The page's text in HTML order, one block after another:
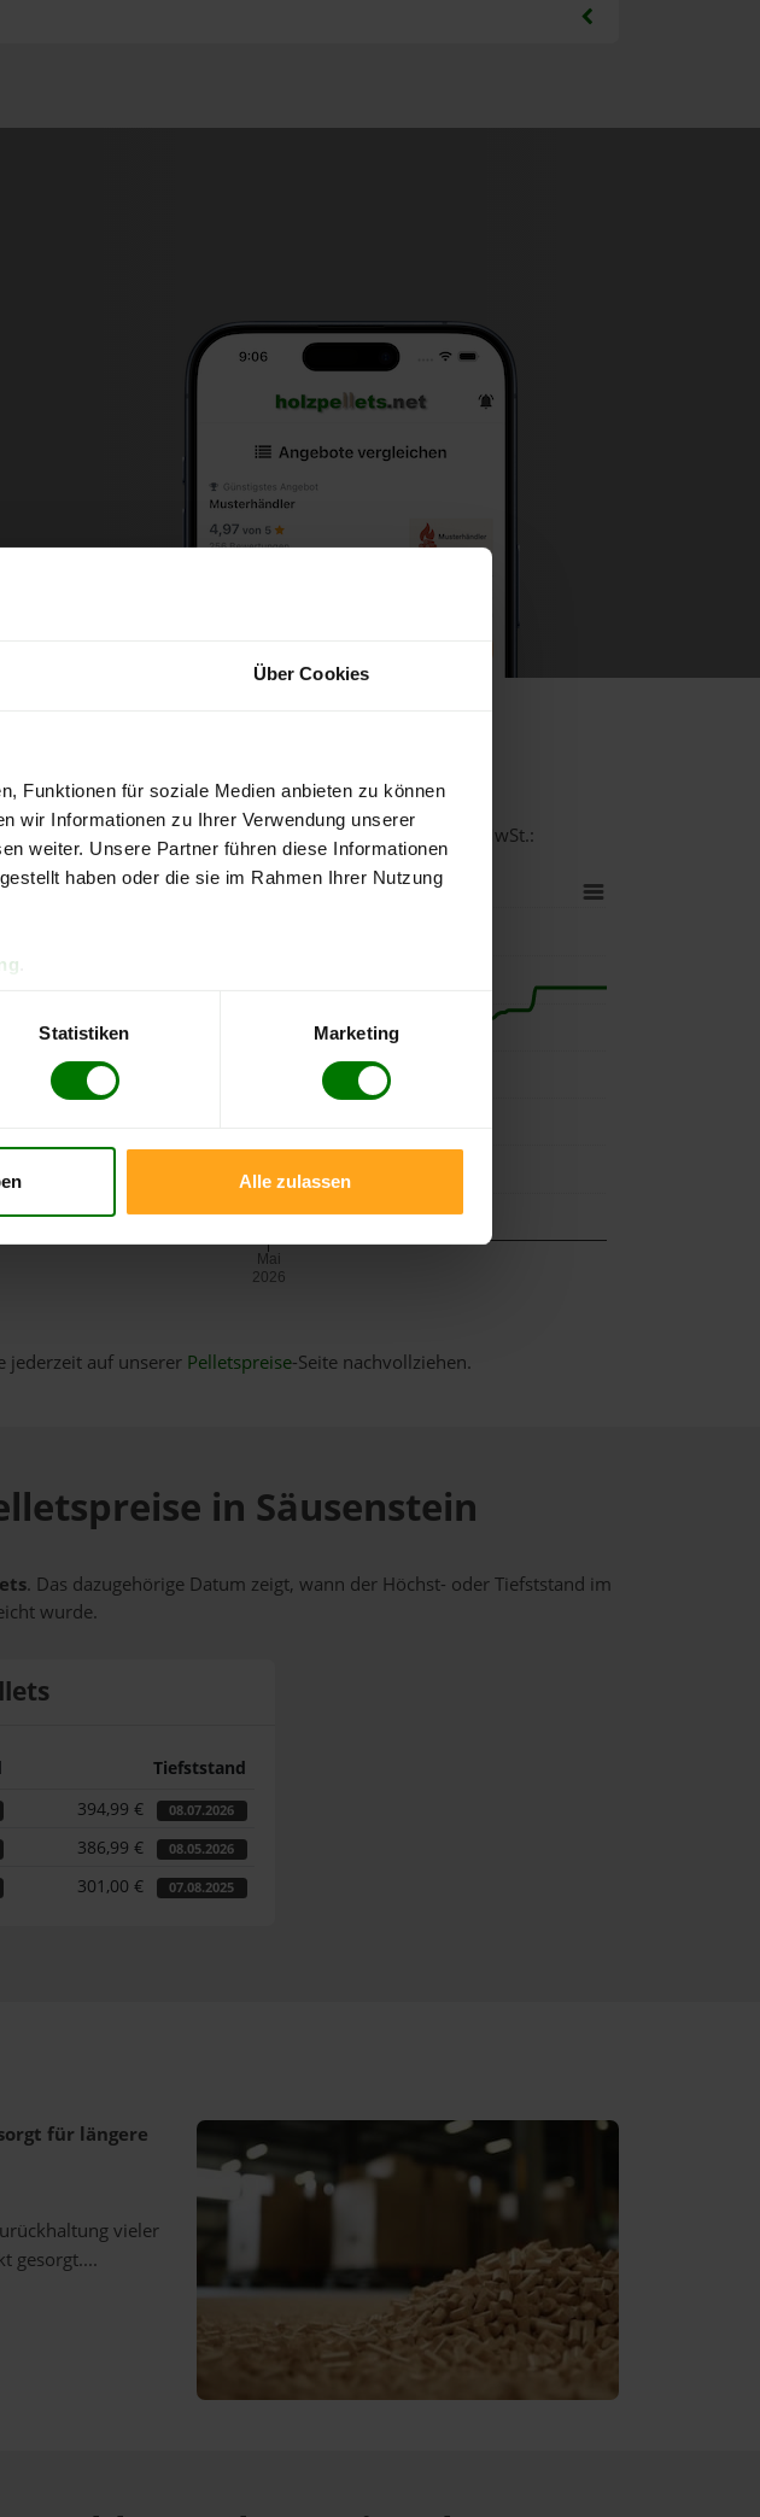
Über Cookies
Funktionen für soziale Medien anbieten zu können
wir Informationen zu Ihrer Verwendung unserer
weiter. Unsere Partner führen diese Informationen
haben oder die sie im Rahmen Ihrer Nutzung
Statistiken Marketing
Alle zulassen
in DINplus-/ENplus-Qualität bei einer Lieferstelle inkl. MwSt.:
Mai
2026
jederzeit auf unserer Pelletspreise-Seite nachvollziehen.
in Säusenstein
. Das dazugehörige Datum zeigt, wann der Höchst- oder Tiefststand im
wurde.
Tiefststand
394,99 € 08.07.2026
386,99 € 08.05.2026
301,00 € 07.08.2025
für längere
vieler
gesorgt....